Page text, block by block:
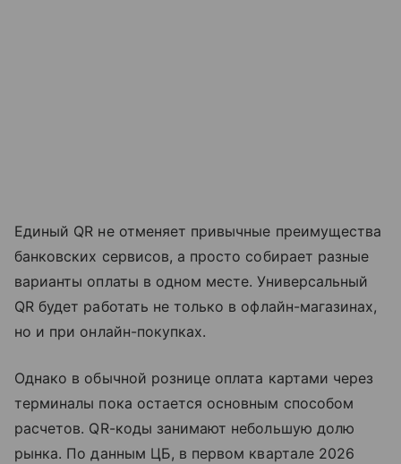
Единый QR не отменяет привычные преимущества
банковских сервисов, а просто собирает разные
варианты оплаты в одном месте. Универсальный
QR будет работать не только в офлайн-магазинах,
но и при онлайн-покупках.
Однако в обычной рознице оплата картами через
терминалы пока остается основным способом
расчетов. QR-коды занимают небольшую долю
рынка. По данным ЦБ, в первом квартале 2026